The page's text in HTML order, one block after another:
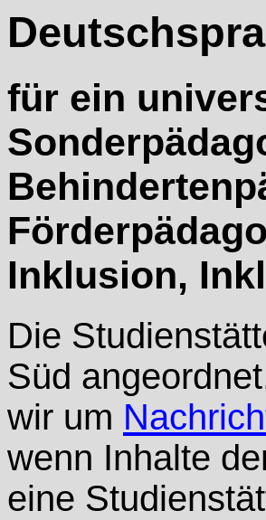
für ein
Inklusion,
Die
Süd
wir um
wenn Inhalte
eine